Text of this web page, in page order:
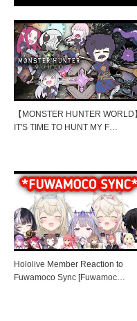
【MONSTER HUNTER WORLD】
IT'S TIME TO HUNT MY F…
Hololive Member Reaction to
Fuwamoco Sync [Fuwamoc…